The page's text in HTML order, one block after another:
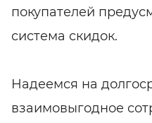
покупателей
система скидок.
Надеемся на
взаимовыгодное